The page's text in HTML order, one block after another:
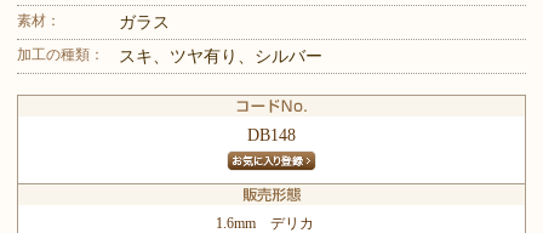
素材： ガラス
加工の種類： スキ、ツヤ有り、シルバー
DB148
1.6mm デリカ